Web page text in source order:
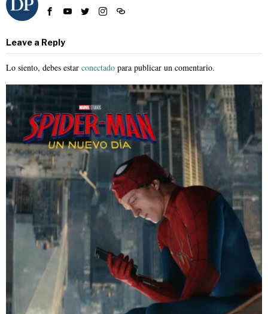
Leave a Reply
Lo siento, debes estar conectado para publicar un comentario.